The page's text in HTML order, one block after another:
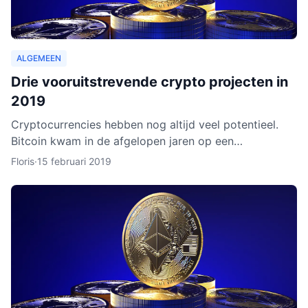
ALGEMEEN
Drie vooruitstrevende crypto projecten in
2019
Cryptocurrencies hebben nog altijd veel potentieel.
Bitcoin kwam in de afgelopen jaren op een
hoogtepunt te staan en Ethereum volgde in rap
Floris·15 februari 2019